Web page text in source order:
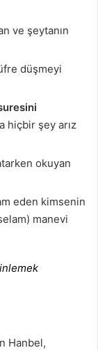
ve şeytanın
düşmeyi
hiçbir şey arız
okuyan
eden kimsenin
manevi
Hanbel,